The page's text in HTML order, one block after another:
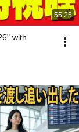
55:25
with